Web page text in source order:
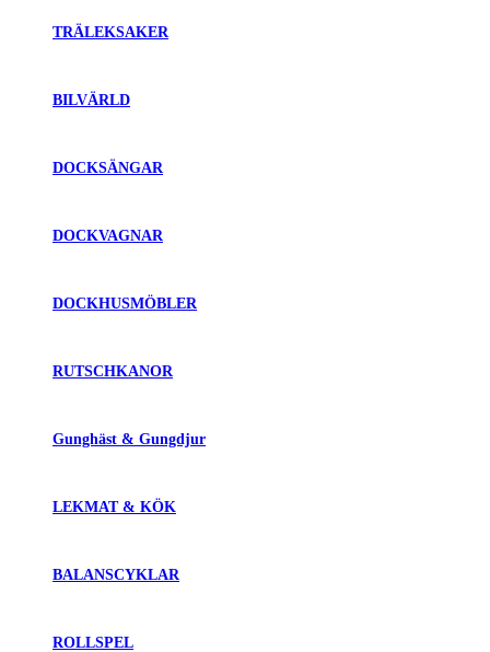
TRÄLEKSAKER
BILVÄRLD
DOCKSÄNGAR
DOCKVAGNAR
DOCKHUSMÖBLER
RUTSCHKANOR
Gunghäst & Gungdjur
LEKMAT & KÖK
BALANSCYKLAR
ROLLSPEL